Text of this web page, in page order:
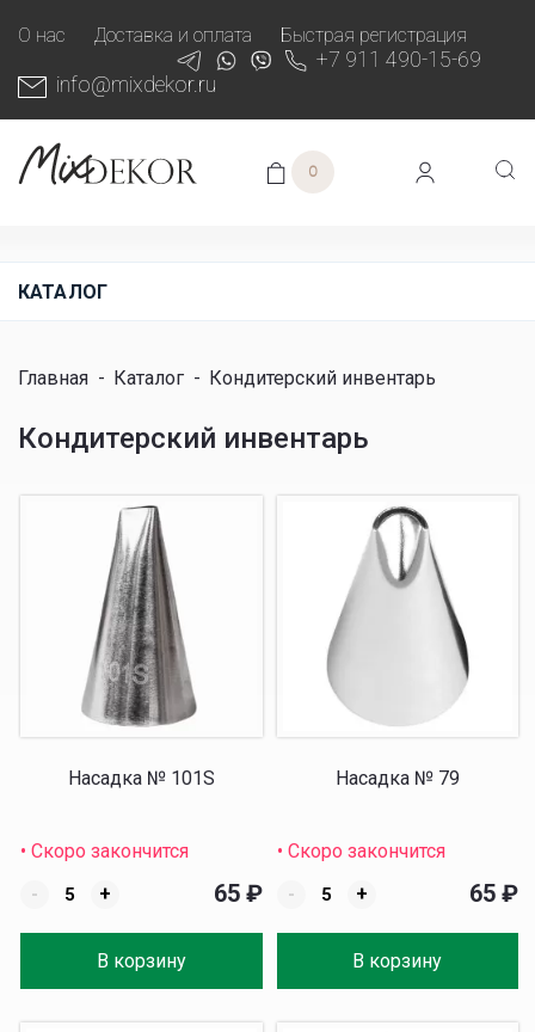
О нас Доставка и оплата Быстрая регистрация
+7 911 490-15-69
info@mixdekor.ru
0
КАТАЛОГ
Главная - Каталог - Кондитерский инвентарь
Кондитерский инвентарь
Насадка № 101S
• Скоро закончится
-
+
В корзину
65 ₽
Насадка № 79
• Скоро закончится
-
+
В корзину
65 ₽